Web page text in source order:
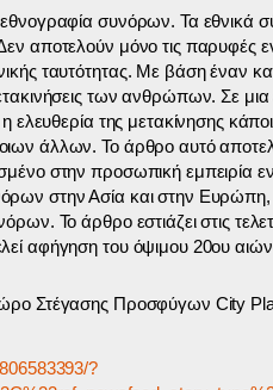
συνόρων. Τα εθνικά
αποτελούν μόνο τις παρυφές
ταυτότητας. Με βάση έναν
των ανθρώπων. Σε
ελευθερία της μετακίνησης
άλλων. Το άρθρο αυτό
στην προσωπική εμπειρία
στην Ασία και στην Ευρώπη,
Το άρθρο εστιάζει στις
αφήγηση του όψιμου 20ου
Στέγασης Προσφύγων City
?